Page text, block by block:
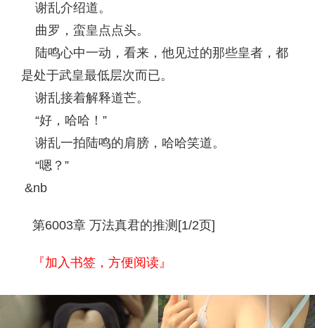
谢乱介绍道。
曲罗，蛮皇点点头。
陆鸣心中一动，看来，他见过的那些皇者，都
是处于武皇最低层次而已。
谢乱接着解释道芒。
“好，哈哈！”
谢乱一拍陆鸣的肩膀，哈哈笑道。
“嗯？”
&nb
第6003章 万法真君的推测[1/2页]
『加入书签，方便阅读』